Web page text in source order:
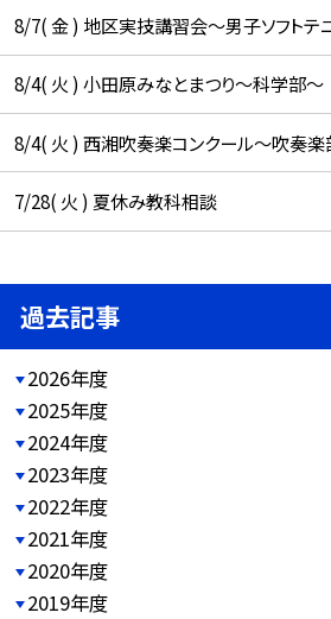
8/7( 金 ) 地区実技講習会～男子ソフトテ
8/4( 火 ) 小田原みなとまつり～科学部～
8/4( 火 ) 西湘吹奏楽コンクール～吹奏楽
7/28( 火 ) 夏休み教科相談
過去記事
2026年度
2025年度
2024年度
2023年度
2022年度
2021年度
2020年度
2019年度